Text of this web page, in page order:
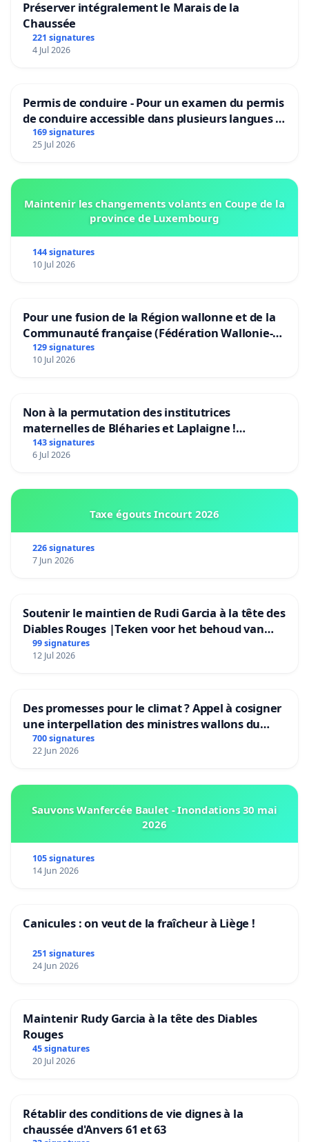
Préserver intégralement le Marais de la
Chaussée
221 signatures
4 Jul 2026
Permis de conduire - Pour un examen du permis
de conduire accessible dans plusieurs langues à
Bruxelles
169 signatures
25 Jul 2026
Maintenir les changements volants en Coupe de la
province de Luxembourg
144 signatures
10 Jul 2026
Pour une fusion de la Région wallonne et de la
Communauté française (Fédération Wallonie-
Bruxelles)
129 signatures
10 Jul 2026
Non à la permutation des institutrices
maternelles de Bléharies et Laplaigne !
Préservons la stabilité de nos enfants.
143 signatures
6 Jul 2026
Taxe égouts Incourt 2026
226 signatures
7 Jun 2026
Soutenir le maintien de Rudi Garcia à la tête des
Diables Rouges |Teken voor het behoud van
Rudi Garcia als bondscoach
99 signatures
12 Jul 2026
Des promesses pour le climat ? Appel à cosigner
une interpellation des ministres wallons du
climat et de l’environnement.
700 signatures
22 Jun 2026
Sauvons Wanfercée Baulet - Inondations 30 mai
2026
105 signatures
14 Jun 2026
Canicules : on veut de la fraîcheur à Liège !
251 signatures
24 Jun 2026
Maintenir Rudy Garcia à la tête des Diables
Rouges
45 signatures
20 Jul 2026
Rétablir des conditions de vie dignes à la
chaussée d'Anvers 61 et 63